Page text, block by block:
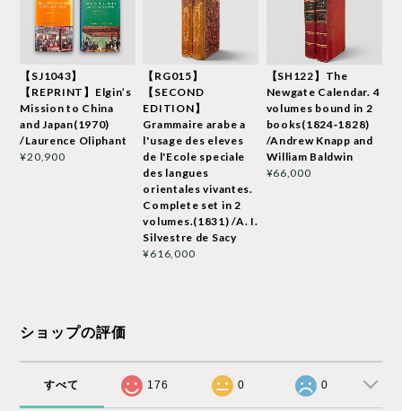
【SJ1043】
【REPRINT】Elgin’s
Mission to China
and Japan(1970)
/Laurence Oliphant
¥20,900
【RG015】
【SECOND
EDITION】
Grammaire arabe a
l'usage des eleves
de l'Ecole speciale
des langues
orientales vivantes.
Complete set in 2
volumes.(1831) /A. I.
Silvestre de Sacy
¥616,000
【SH122】The
Newgate Calendar. 4
volumes bound in 2
books(1824‐1828)
/Andrew Knapp and
William Baldwin
¥66,000
ショップの評価
すべて 176 0 0